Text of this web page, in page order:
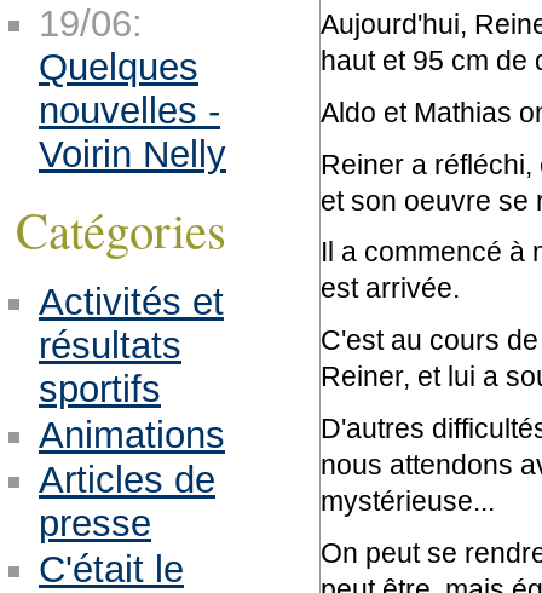
Aujourd'hui,
haut et 95 cm de
Aldo et Mathias
Reiner a
et son oeuvre se
Il a commencé à
est arrivée.
C'est au cours
Reiner, et lui a
D'autres
nous attendons
mystérieuse...
On peut se
19/06:
Quelques
nouvelles -
Voirin Nelly
Catégories
Activités et
résultats
sportifs
Animations
Articles de
presse
C'était le